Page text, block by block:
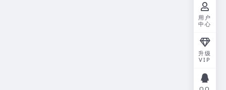
用户
中心
升级
VIP